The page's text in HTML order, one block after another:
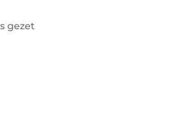
gezet